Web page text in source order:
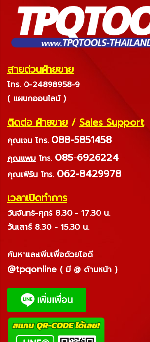
สายด่วนฝ่ายขาย
โทร. 0-24898958-9
( แผนกออนไลน์ )
ติดต่อ ฝ่ายขาย / Sales Support
คุณเจน โทร. 088-5851458
คุณแพม โทร. 085-6926224
คุณเฟิร์น โทร. 062-8429978
เวลาเปิดทำการ
วันจันทร์-ศุกร์ 8.30 - 17.30 น.
วันเสาร์ 8.30 - 15.30 น.
ค้นหาและเพิ่มเพื่อด้วยไอดี
@tpqonline ( มี @ ด้านหน้า )